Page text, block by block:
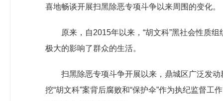
喜地畅谈开展扫黑除恶专项斗争以来周围的变化。
原来，自2015年以来，“胡文科”黑社会性质
极大的影响了群众的生活。
扫黑除恶专项斗争开展以来，鼎城区广泛发
挖“胡文科”案背后腐败和“保护伞”作为执纪监督